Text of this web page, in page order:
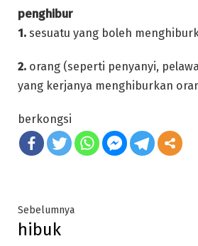
penghibur
1. sesuatu yang boleh
2. orang (seperti penyanyi,
yang kerjanya menghiburkan
berkongsi
Post
navigation
Sebelumnya
hibuk